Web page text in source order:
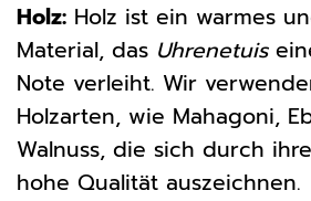
Holz: Holz ist ein warmes
Material, das Uhrenetuis
Note verleiht. Wir
Holzarten, wie Mahagoni,
Walnuss, die sich durch
hohe Qualität auszeichnen.